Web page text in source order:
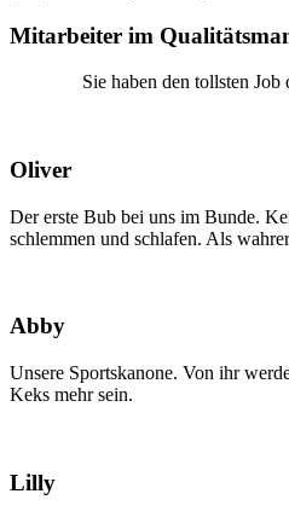
Mitarbeiter im
Sie haben den tollsten
Oliver
Der erste Bub bei uns im Bunde.
schlemmen und schlafen. Als
Abby
Unsere Sportskanone. Von ihr
Keks mehr sein.
Lilly